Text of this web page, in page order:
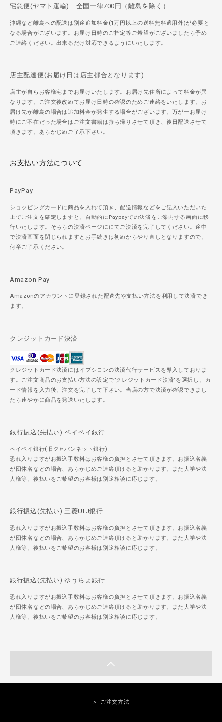
宅急便(ヤマト運輸) 全国一律700円（離島を除く）
沖縄など離島への配送は別途追加料金(1万円以上の送料無料適用外)が必要と
なる場合がございます。お届け日時のご指定等ご希望がございましたら予め
ご連絡ください。出来るだけ対応できるようにいたします。
店主配達便(お届け日は店主都合となります)
店主が自らお客様宅までお届けいたします。お届け先住所によって料金が異
なります。ご注文後改めてお届け日時の確認のためご連絡をいたします。お
届け先が離島の場合は追加料金が発生する場合がございます。万が一お届け
時にご不在だった場合はご注文書籍は持ち帰りさせて頂き、後日配送させて
頂きます。あらかじめご了承下さい。
お支払い方法について
PayPay
ショッピングカードに商品を入れて頂き、配送情報などをご記入いただいた
上でご注文を確定しますと、自動的にPaypayでの決済をご案内する画面に移
行いたします。そちらの決済ページににてご決済を完了してください。途中
で決済画面を閉じられますとお手続きは初めからやり直しとなりますので、
何卒ご了承ください。
Amazon Pay
Amazonのアカウントに登録された配送先や支払い方法を利用して決済でき
ます。
クレジットカード決済
クレジットカード決済にはイプシロンの決済代行サービスを導入しておりま
す。ご注文商品のお支払い方法の設定で"クレジットカード決済"を選択し、カ
ード情報を入力後、注文を完了して下さい。当店の方で決済が確認できまし
たら速やかに商品を発送いたします。
銀行振込(先払い) ペイペイ銀行
ペイペイ銀行(旧ジャパンネット銀行)
恐れ入りますがお振込手数料はお客様の負担とさせて頂きます。お振込名義
が団体名などの場合、あらかじめご連絡頂けると助かります。また大学や法
人様等、後払いをご希望のお客様は別途相談に応じます。
銀行振込(先払い) 三菱UFJ銀行
恐れ入りますがお振込手数料はお客様の負担とさせて頂きます。お振込名義
が団体名などの場合、あらかじめご連絡頂けると助かります。また大学や法
人様等、後払いをご希望のお客様は別途相談に応じます。
銀行振込(先払い) ゆうちょ銀行
恐れ入りますがお振込手数料はお客様の負担とさせて頂きます。お振込名義
が団体名などの場合、あらかじめご連絡頂けると助かります。また大学や法
人様等、後払いをご希望のお客様は別途相談に応じます。
＞ ご注文方法